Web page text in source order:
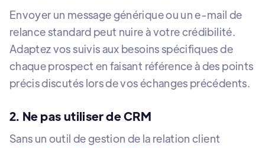
Envoyer un message générique ou un e-mail de
relance standard peut nuire à votre crédibilité.
Adaptez vos suivis aux besoins spécifiques de
chaque prospect en faisant référence à des points
précis discutés lors de vos échanges précédents.
2. Ne pas utiliser de CRM
Sans un outil de gestion de la relation client